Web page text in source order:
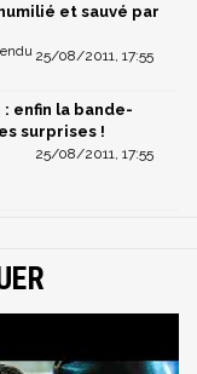
et sauvé par
25/08/2011, 17:55
: enfin la bande-
surprises !
25/08/2011, 17:55